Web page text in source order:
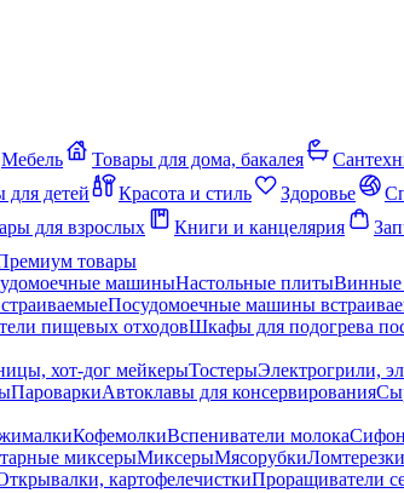
Мебель Товары для дома, бакалея
детей Красота и стиль Здоровье
для взрослых Книги и канцелярия
товары
машиныНастольные плиты
Посудомоечные машины
пищевых отходовШкафы для подогрева
хот-дог мейкерыТостерыЭлектрогрили,
ПароваркиАвтоклавы для консервирования
КофемолкиВспениватели молока
миксерыМиксерыМясорубкиЛомтерезки
картофелечисткиПроращиватели